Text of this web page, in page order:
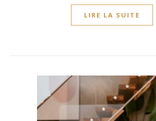
LIRE LA SUITE